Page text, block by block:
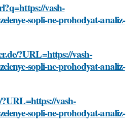
vash-
sopli-ne-prohodyat-analiz-
?URL=https://vash-
sopli-ne-prohodyat-analiz-
vash-
sopli-ne-prohodyat-analiz-